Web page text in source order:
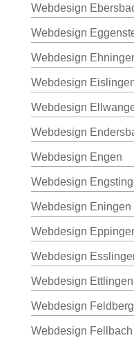
Webdesign
Webdesign
Webdesign
Webdesign
Webdesign
Webdesign
Webdesign Engen
Webdesign
Webdesign Eningen
Webdesign
Webdesign
Webdesign Ettlingen
Webdesign Feldberg
Webdesign Fellbach